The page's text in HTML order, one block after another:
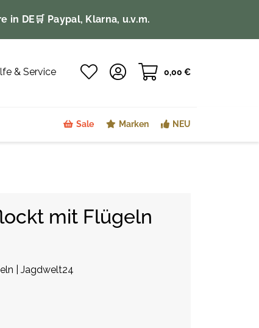
in DE 🛒 Paypal, Klarna, u.v.m.
& Service 0,00 €
Sale Marken NEU
mit Flügeln
| Jagdwelt24